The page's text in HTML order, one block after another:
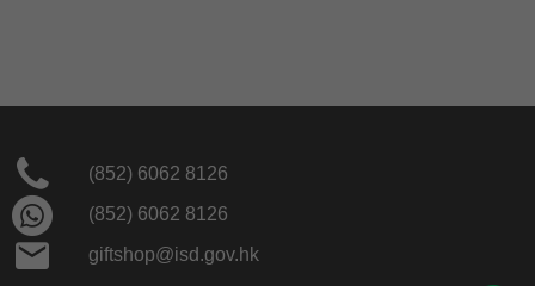
(852) 6062 8126
(852) 6062 8126
giftshop@isd.gov.hk